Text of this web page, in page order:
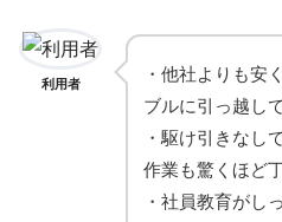
利用者
・他社よりも安
ブルに引っ越し
・駆け引きなし
作業も驚くほど
・社員教育がし